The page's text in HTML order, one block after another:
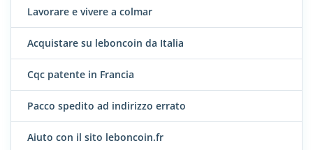
Lavorare e vivere a colmar
Acquistare su leboncoin da Italia
Cqc patente in Francia
Pacco spedito ad indirizzo errato
Aiuto con il sito leboncoin.fr